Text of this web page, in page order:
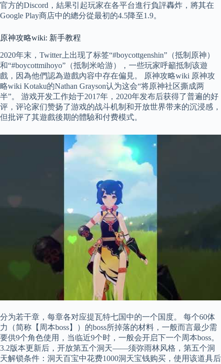
官方的Discord，結果引起玩家在各平台進行負評轟炸，將其在
Google Play商店中的總分從最初的4.5降至1.9。
原神攻略wiki: 新手教程
2020年末，Twitter上出现了标签“#boycottgenshin”（抵制原神）
和“#boycottmihoyo”（抵制米哈游），一些玩家呼籲抵制该遊
戲，因為他們認為遊戲內容中存在偏見。 原神攻略wiki 原神攻
略wiki Kotaku的Nathan Grayson认为这会“将原神社区撕成两
半”。 游戏开发工作始于2017年，2020年发布后获得了普遍的好
评，评论家们赞扬了游戏的战斗机制和开放世界带来的沉浸感，
但批评了其遊戲後期的體驗和付费模式。
分为若干章，每章各对应提瓦特七国中的一个国度。 每个60体
力（简称【周本boss】）的boss所掉落的材料，一般而言最少需
要供9个角色使用，当临近9个时，一般会开启下一个周本boss。
3.2版本更新后，开放第五个洞天——须弥雨林风格，第五个洞
天解锁条件：洞天百宝中花费1000洞天宝钱购买，使用该道具后